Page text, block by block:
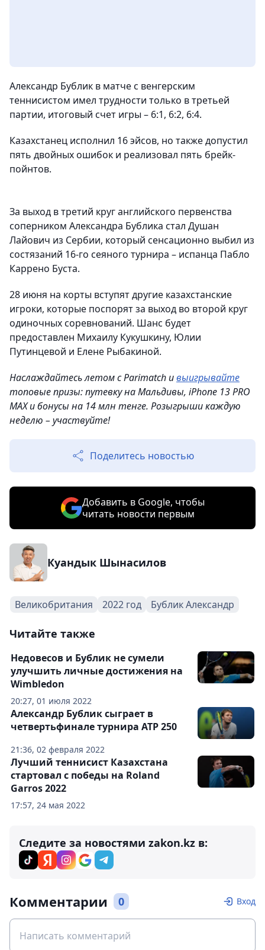
Александр Бублик в матче с венгерским
теннисистом имел трудности только в третьей
партии, итоговый счет игры – 6:1, 6:2, 6:4.
Казахстанец исполнил 16 эйсов, но также допустил
пять двойных ошибок и реализовал пять брейк-
пойнтов.
За выход в третий круг английского первенства
соперником Александра Бублика стал Душан
Лайович из Сербии, который сенсационно выбил из
состязаний 16-го сеяного турнира – испанца Пабло
Каррено Буста.
28 июня на корты вступят другие казахстанские
игроки, которые поспорят за выход во второй круг
одиночных соревнований. Шанс будет
предоставлен Михаилу Кукушкину, Юлии
Путинцевой и Елене Рыбакиной.
Наслаждайтесь летом с Parimatch ивыигрывайте
топовые призы: путевку на Мальдивы, iPhone 13 PRO
MAX и бонусы на 14 млн тенге. Розыгрыши каждую
неделю – участвуйте!
Поделитесь новостью
Добавить в Google, чтобы
читать новости первым
Куандык Шынасилов
Великобритания 2022 год Бублик Александр
Читайте также
20:27, 01 июля 2022
Недовесов и Бублик не сумели
улучшить личные достижения на
Wimbledon
21:36, 02 февраля 2022
Александр Бублик сыграет в
четвертьфинале турнира ATP 250
17:57, 24 мая 2022
Лучший теннисист Казахстана
стартовал с победы на Roland
Garros 2022
Следите за новостями zakon.kz в:
Комментарии 0 Вход